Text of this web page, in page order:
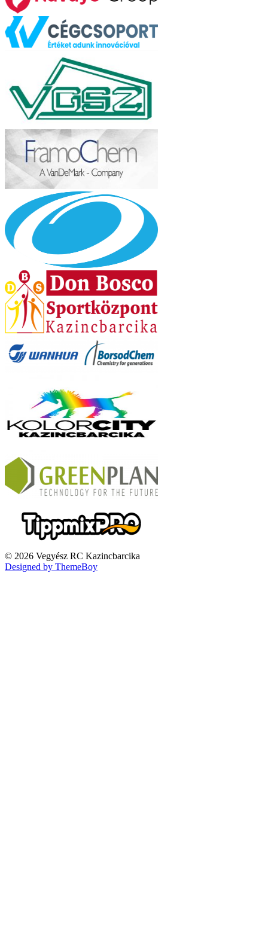
© 2026 Vegyész RC Kazincbarcika
Designed by ThemeBoy